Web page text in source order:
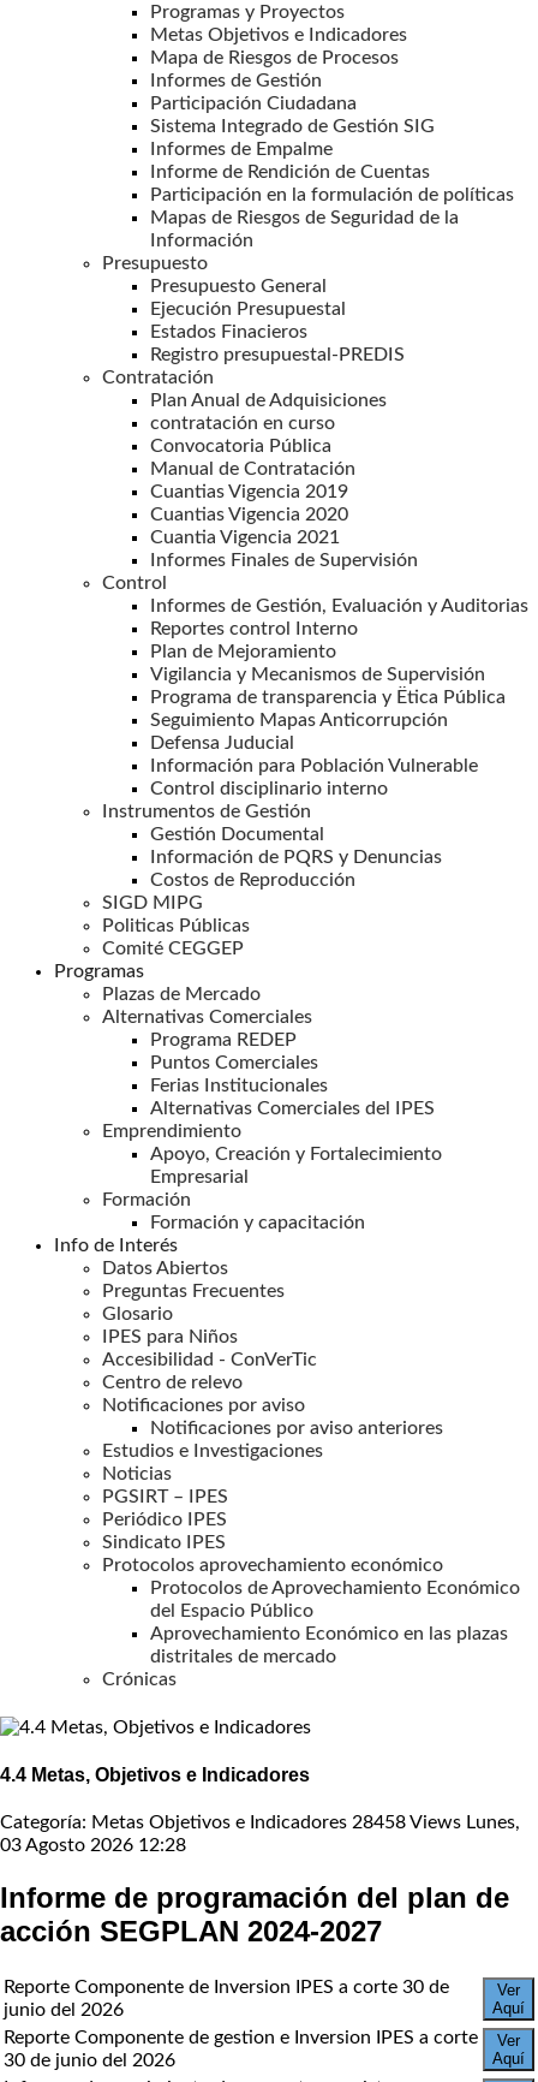
Programas y Proyectos
Metas Objetivos e Indicadores
Mapa de Riesgos de Procesos
Informes de Gestión
Participación Ciudadana
Sistema Integrado de Gestión SIG
Informes de Empalme
Informe de Rendición de Cuentas
Participación en la formulación de políticas
Mapas de Riesgos de Seguridad de la
Información
Presupuesto
Presupuesto General
Ejecución Presupuestal
Estados Finacieros
Registro presupuestal-PREDIS
Contratación
Plan Anual de Adquisiciones
contratación en curso
Convocatoria Pública
Manual de Contratación
Cuantias Vigencia 2019
Cuantias Vigencia 2020
Cuantia Vigencia 2021
Informes Finales de Supervisión
Control
Informes de Gestión, Evaluación y Auditorias
Reportes control Interno
Plan de Mejoramiento
Vigilancia y Mecanismos de Supervisión
Programa de transparencia y Ëtica Pública
Seguimiento Mapas Anticorrupción
Defensa Juducial
Información para Población Vulnerable
Control disciplinario interno
Instrumentos de Gestión
Gestión Documental
Información de PQRS y Denuncias
Costos de Reproducción
SIGD MIPG
Politicas Públicas
Comité CEGGEP
Programas
Plazas de Mercado
Alternativas Comerciales
Programa REDEP
Puntos Comerciales
Ferias Institucionales
Alternativas Comerciales del IPES
Emprendimiento
Apoyo, Creación y Fortalecimiento
Empresarial
Formación
Formación y capacitación
Info de Interés
Datos Abiertos
Preguntas Frecuentes
Glosario
IPES para Niños
Accesibilidad - ConVerTic
Centro de relevo
Notificaciones por aviso
Notificaciones por aviso anteriores
Estudios e Investigaciones
Noticias
PGSIRT – IPES
Periódico IPES
Sindicato IPES
Protocolos aprovechamiento económico
Protocolos de Aprovechamiento Económico
del Espacio Público
Aprovechamiento Económico en las plazas
distritales de mercado
Crónicas
4.4 Metas, Objetivos e Indicadores
Categoría: Metas Objetivos e Indicadores 28458 Views Lunes,
03 Agosto 2026 12:28
Informe de programación del plan de
acción SEGPLAN 2024-2027
Reporte Componente de Inversion IPES a corte 30 de
junio del 2026
Ver
Aquí
Reporte Componente de gestion e Inversion IPES a corte
30 de junio del 2026
Ver
Aquí